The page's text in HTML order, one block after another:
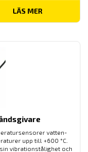
LÄS MER
vatten-
upp till +600 °C.
vibrationstålighet och